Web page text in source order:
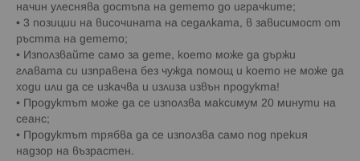
начин улеснява достъпа на детето до играчките;
• 3 позиции на височината на седалката, в зависимост от
ръстта на детето;
• Използвайте само за дете, което може да държи
главата си изправена без чужда помощ и което не може да
ходи или да се изкачва и излиза извън продукта!
• Продуктът може да се използва максимум 20 минути на
сеанс;
• Продуктът трябва да се използва само под прекия
надзор на възрастен.